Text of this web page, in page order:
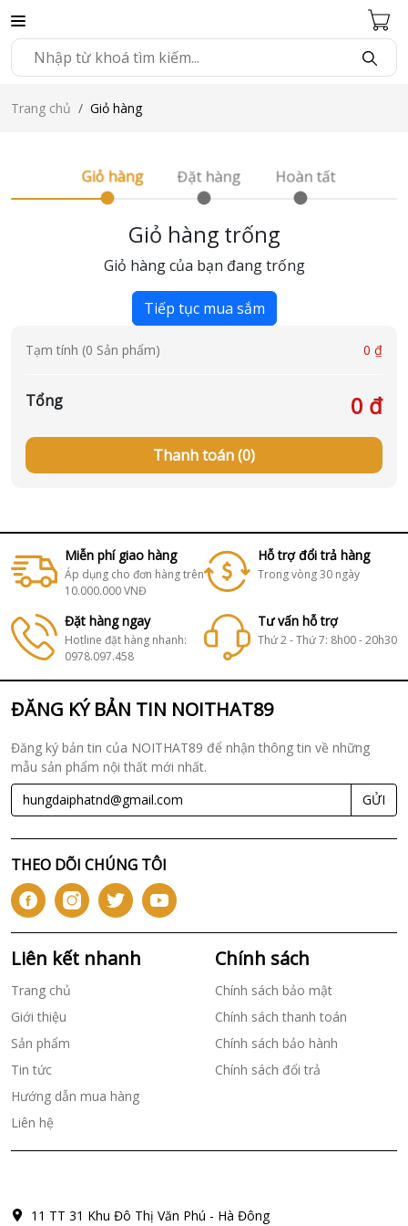
Trang chủ Giỏ hàng
Giỏ hàng Đặt hàng Hoàn tất
Giỏ hàng trống
Giỏ hàng của bạn đang trống
Tiếp tục mua sắm
Tạm tính (0 Sản phẩm) 0 ₫
Tổng 0 đ
Thanh toán (0)
Miễn phí giao hàng
Áp dụng cho đơn hàng trên
10.000.000 VNĐ
Hỗ trợ đổi trả hàng
Trong vòng 30 ngày
Đặt hàng ngay
Hotline đặt hàng nhanh:
0978.097.458
Tư vấn hỗ trợ
Thứ 2 - Thứ 7: 8h00 - 20h30
ĐĂNG KÝ BẢN TIN NOITHAT89
Đăng ký bản tin của NOITHAT89 để nhận thông tin về những
mẫu sản phẩm nội thất mới nhất.
GỬI
THEO DÕI CHÚNG TÔI
Liên kết nhanh
Trang chủ
Giới thiệu
Sản phẩm
Tin tức
Hướng dẫn mua hàng
Liên hệ
Chính sách
Chính sách bảo mật
Chính sách thanh toán
Chính sách bảo hành
Chính sách đổi trả
11 TT 31 Khu Đô Thị Văn Phú - Hà Đông